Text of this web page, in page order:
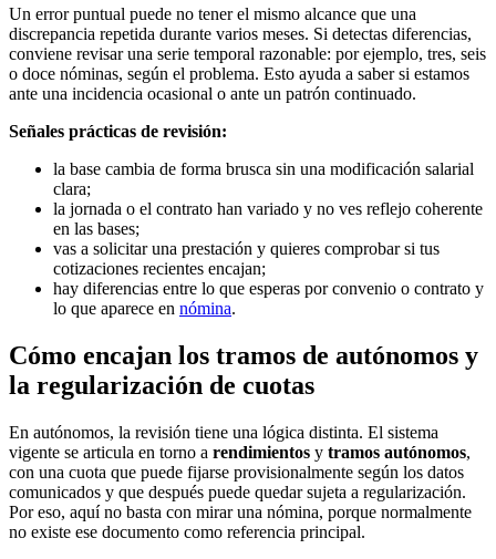
Un error puntual puede no tener el mismo alcance que una
discrepancia repetida durante varios meses. Si detectas diferencias,
conviene revisar una serie temporal razonable: por ejemplo, tres, seis
o doce nóminas, según el problema. Esto ayuda a saber si estamos
ante una incidencia ocasional o ante un patrón continuado.
Señales prácticas de revisión:
la base cambia de forma brusca sin una modificación salarial
clara;
la jornada o el contrato han variado y no ves reflejo coherente
en las bases;
vas a solicitar una prestación y quieres comprobar si tus
cotizaciones recientes encajan;
hay diferencias entre lo que esperas por convenio o contrato y
lo que aparece en nómina.
Cómo encajan los tramos de autónomos y
la regularización de cuotas
En autónomos, la revisión tiene una lógica distinta. El sistema
vigente se articula en torno a rendimientos y tramos autónomos,
con una cuota que puede fijarse provisionalmente según los datos
comunicados y que después puede quedar sujeta a regularización.
Por eso, aquí no basta con mirar una nómina, porque normalmente
no existe ese documento como referencia principal.